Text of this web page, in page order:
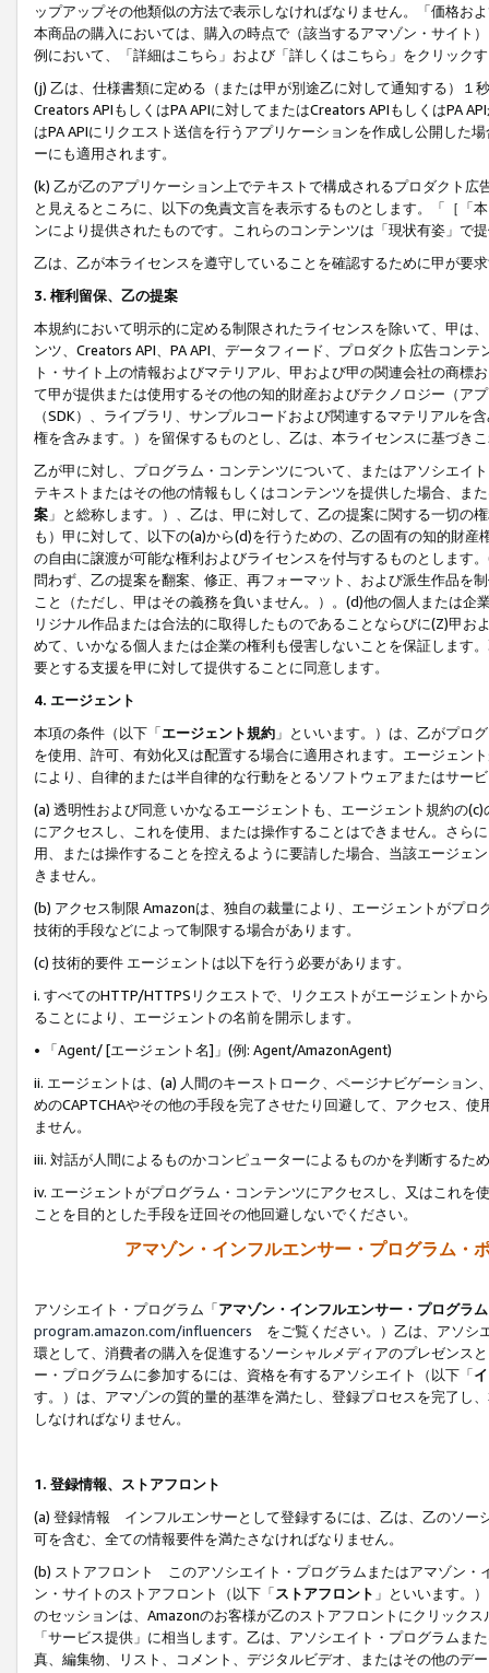
ップアップその他類似の方法で表示しなければなりません。「価格
本商品の購入においては、購入の時点で（該当するアマゾン・サイト
例において、「詳細はこちら」および「詳しくはこちら」をクリック
(j) 乙は、仕様書類に定める（または甲が別途乙に対して通知する）
Creators APIもしくはPA APIに対してまたはCreators APIもしくはPA
はPA APIにリクエスト送信を行うアプリケーションを作成し公開した
ーにも適用されます。
(k) 乙が乙のアプリケーション上でテキストで構成されるプロダクト
と見えるところに、以下の免責文言を表示するものとします。「［「
ンにより提供されたものです。これらのコンテンツは「現状有姿」で
乙は、乙が本ライセンスを遵守していることを確認するために甲が要
3. 権利留保、乙の提案
本規約において明示的に定める制限されたライセンスを除いて、甲は
ンツ、Creators API、PA API、データフィード、プロダクト広告コン
ト・サイト上の情報およびマテリアル、甲および甲の関連会社の商
て甲が提供または使用するその他の知的財産およびテクノロジー（ア
（SDK）、ライブラリ、サンプルコードおよび関連するマテリアル
権を含みます。）を留保するものとし、乙は、本ライセンスに基づき
乙が甲に対し、プログラム・コンテンツについて、またはアソシエイ
テキストまたはその他の情報もしくはコンテンツを提供した場合、ま
案 」と総称します。）、乙は、甲に対して、乙の提案に関する一切
も）甲に対して、以下の(a)から(d)を行うための、乙の固有の知的財
の自由に譲渡が可能な権利およびライセンスを付与するものとします
問わず、乙の提案を翻案、修正、再フォーマット、および派生作品を
こと（ただし、甲はその義務を負いません。）。(d)他の個人または
リジナル作品または合法的に取得したものであることならびに(Z)甲
めて、いかなる個人または企業の権利も侵害しないことを保証します
要とする支援を甲に対して提供することに同意します。
4. エージェント
本項の条件（以下「エージェント規約 」といいます。）は、乙がプロ
を使用、許可、有効化又は配置する場合に適用されます。エージェン
により、自律的または半自律的な行動をとるソフトウェアまたはサー
(a) 透明性および同意 いかなるエージェントも、エージェント規約の
にアクセスし、これを使用、または操作することはできません。さら
用、または操作することを控えるように要請した場合、当該エージェ
きません。
(b) アクセス制限 Amazonは、独自の裁量により、エージェントがプ
技術的手段などによって制限する場合があります。
(c) 技術的要件 エージェントは以下を行う必要があります。
i. すべてのHTTP/HTTPSリクエストで、リクエストがエージェントか
ることにより、エージェントの名前を開示します。
• 「Agent/ [エージェント名]」(例: Agent/AmazonAgent)
ii. エージェントは、(a) 人間のキーストローク、ページナビゲーショ
めのCAPTCHAやその他の手段を完了させたり回避して、アクセス、
ません。
iii. 対話が人間によるものかコンピューターによるものかを判断するた
iv. エージェントがプログラム・コンテンツにアクセスし、又はこれ
ことを目的とした手段を迂回その他回避しないでください。
アマゾン・インフルエンサー・プログラム・
アソシエイト・プログラム「アマゾン・インフルエンサー・プログラム
program.amazon.com/influencers をご覧ください。）乙は、アソシ
環として、消費者の購入を促進するソーシャルメディアのプレゼンス
ー・プログラムに参加するには、資格を有するアソシエイト（以下「
す。）は、アマゾンの質的量的基準を満たし、登録プロセスを完了し、
しなければなりません。
1. 登録情報、ストアフロント
(a) 登録情報 インフルエンサーとして登録するには、乙は、乙のソー
可を含む、全ての情報要件を満たさなければなりません。
(b) ストアフロント このアソシエイト・プログラムまたはアマゾン・
ン・サイトのストアフロント（以下「ストアフロント 」といいます。
のセッションは、Amazonのお客様が乙のストアフロントにクリック
「サービス提供」に相当します。乙は、アソシエイト・プログラム
真、編集物、リスト、コメント、デジタルビデオ、またはその他のデ